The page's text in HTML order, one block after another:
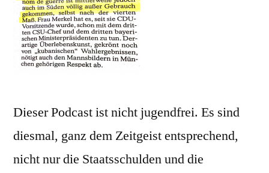
Dieser Podcast ist nicht jugendfrei. Es sind
diesmal, ganz dem Zeitgeist entsprechend,
nicht nur die Staatsschulden und die